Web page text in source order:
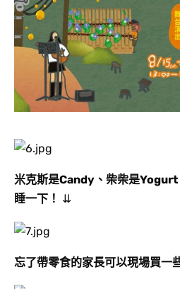
米克斯是Candy、柴柴是
睡一下！ ⇊
忘了帶零食的家長可以現場買一